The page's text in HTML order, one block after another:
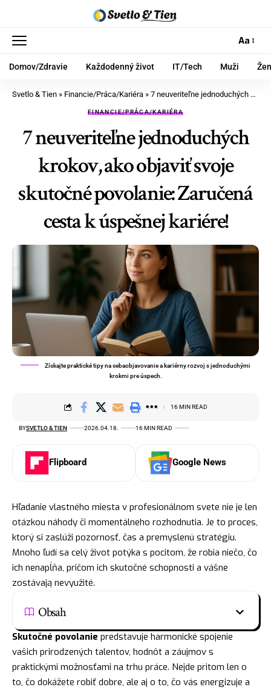
Aa
Domov/Zdravie Každodenný život IT/Tech Muži
Svetlo & Tien » Financie/Práca/Kariéra » 7 neuveriteľne jednoduchých krokov, ako objaviť svoje skutočné povolanie: Zaručená cesta k úspešnej kariére!
FINANCIE/PRÁCA/KARIÉRA
7 neuveriteľne jednoduchých
krokov, ako objaviť svoje
skutočné povolanie: Zaručená
cesta k úspešnej kariére!
Získajte praktické tipy na sebaobjavovanie a kariérny rozvoj s jednoduchými
krokmi pre úspech.
BYSVETLO & TIEN 2026.04.18. 16 MIN READ
16 MIN READ
Flipboard Google News
Hľadanie vlastného miesta v profesionálnom svete nie je len
otázkou náhody či momentálneho rozhodnutia. Je to proces,
ktorý si zaslúži pozornosť, čas a premyslenú stratégiu.
Mnoho ľudí sa celý život potýka s pocitom, že robia niečo, čo
ich nenapĺňa, pričom ich skutočné schopnosti a vášne
zostávają nevyužité.
Obsah
Skutočné povolanie predstavuje harmonické spojenie
vašich prirodzených talentov, hodnôt a záujmov s
praktickými možnosťami na trhu práce. Nejde pritom len o
to, čo dokážete robiť dobre, ale aj o to, čo vás energizuje a